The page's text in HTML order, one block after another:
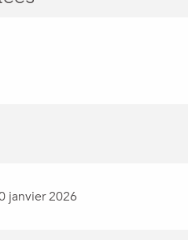
janvier 2026